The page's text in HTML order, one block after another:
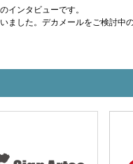
インタビューです。
ました。デカメールをご検討中